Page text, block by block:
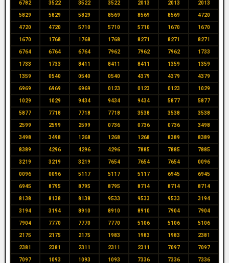
6782 3522 3522 3522 2013 2013 2013
5829 5829 5829 8569 8569 8569 4720
4720 4720 5710 5710 5710 1670 1670
1670 1768 1768 1768 8271 8271 8271
6764 6764 6764 7962 7962 7962 1733
1733 1733 8411 8411 8411 1359 1359
1359 0540 0540 0540 4379 4379 4379
6969 6969 6969 0123 0123 0123 1029
1029 1029 9434 9434 9434 5877 5877
5877 7718 7718 7718 3538 3538 3538
2599 2599 2599 0736 0736 0736 3498
3498 3498 1268 1268 1268 8389 8389
8389 4296 4296 4296 7885 7885 7885
3219 3219 3219 7654 7654 7654 0096
0096 0096 5117 5117 5117 6945 6945
6945 8795 8795 8795 8714 8714 8714
8138 8138 8138 9533 9533 9533 3194
3194 3194 8910 8910 8910 7904 7904
7904 7770 7770 7770 5106 5106 5106
2175 2175 2175 1983 1983 1983 2381
2381 2381 2311 2311 2311 7097 7097
7097 1093 1093 1093 7336 7336 7336